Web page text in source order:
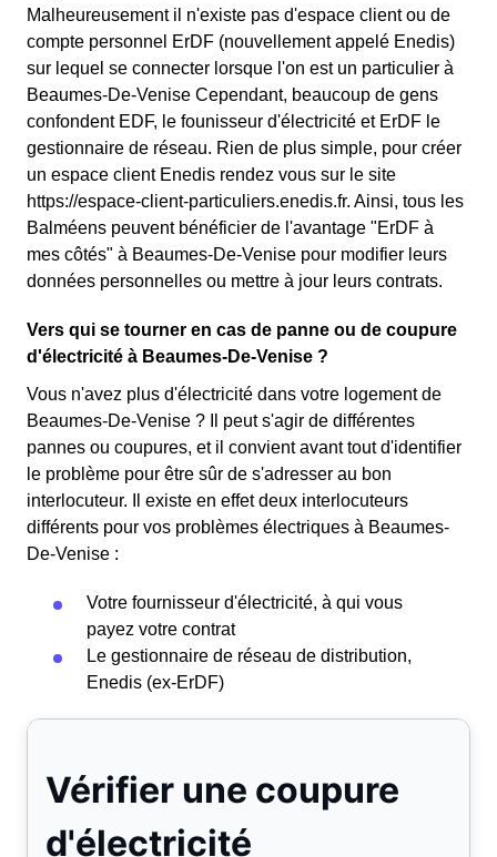
Malheureusement il n'existe pas d'espace client ou de
compte personnel ErDF (nouvellement appelé Enedis)
sur lequel se connecter lorsque l'on est un particulier à
Beaumes-De-Venise Cependant, beaucoup de gens
confondent EDF, le founisseur d'électricité et ErDF le
gestionnaire de réseau. Rien de plus simple, pour créer
un espace client Enedis rendez vous sur le site
https://espace-client-particuliers.enedis.fr. Ainsi, tous les
Balméens peuvent bénéficier de l'avantage "ErDF à
mes côtés" à Beaumes-De-Venise pour modifier leurs
données personnelles ou mettre à jour leurs contrats.
Vers qui se tourner en cas de panne ou de coupure
d'électricité à Beaumes-De-Venise ?
Vous n'avez plus d'électricité dans votre logement de
Beaumes-De-Venise ? Il peut s'agir de différentes
pannes ou coupures, et il convient avant tout d'identifier
le problème pour être sûr de s'adresser au bon
interlocuteur. Il existe en effet deux interlocuteurs
différents pour vos problèmes électriques à Beaumes-
De-Venise :
Votre fournisseur d'électricité, à qui vous
payez votre contrat
Le gestionnaire de réseau de distribution,
Enedis (ex-ErDF)